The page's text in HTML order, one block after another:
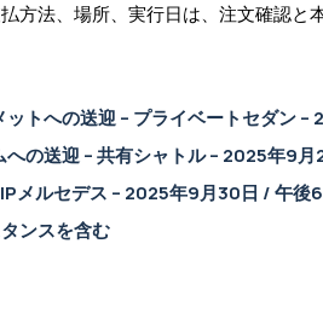
方法、場所、実行日は、注文確認と
トへの送迎 – プライベートセダン
の送迎 – 共有シャトル – 2025年9
メルセデス – 2025年9月30日 / 午
ンスを含む